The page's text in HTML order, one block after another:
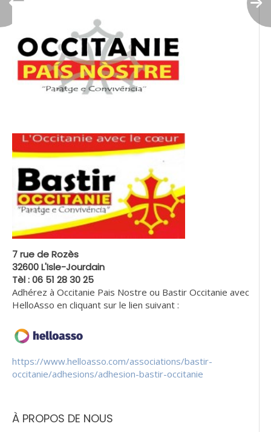
7 rue de Rozès
32600 L'Isle-Jourdain
Tèl : 06 51 28 30 25
Adhérez à Occitanie Pais Nostre ou Bastir Occitanie avec
HelloAsso en cliquant sur le lien suivant :
https://www.helloasso.com/associations/bastir-
occitanie/adhesions/adhesion-bastir-occitanie
À PROPOS DE NOUS